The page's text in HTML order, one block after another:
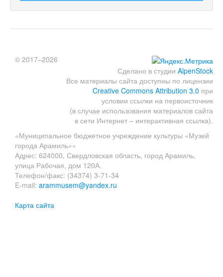
Сделано в студии AlpenStock
Все материалы сайта доступны по лицензии
Creative Commons Attribution 3.0 при
условии ссылки на первоисточник
(в случае использования материалов сайта
в сети Интернет – интерактивная ссылка).
© 2017–2026
«Муниципальное бюджетное учреждение культуры «Музей
города Арамиль»»
Адрес: 624000, Свердловская область, город Арамиль,
улица Рабочая, дом 120А.
Телефон/факс: (34374) 3-71-34
E-mail: arammusem@yandex.ru
Карта сайта